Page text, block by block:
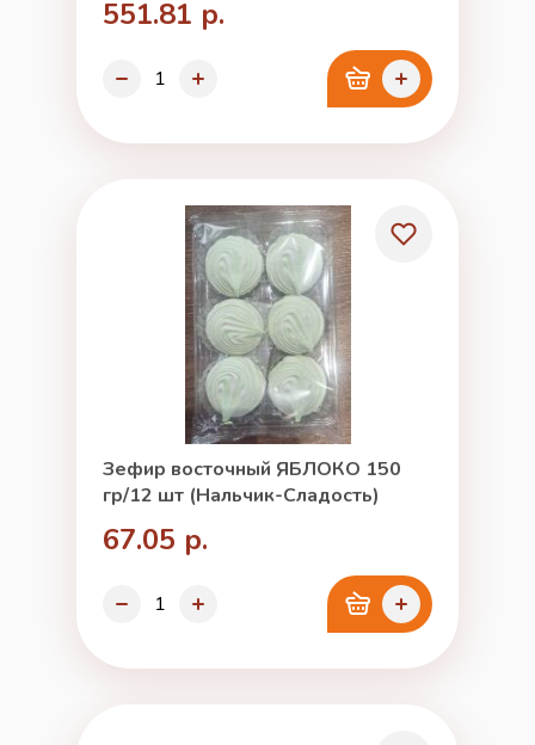
551.81 р.
Зефир восточный ЯБЛОКО 150
гр/12 шт (Нальчик-Сладость)
67.05 р.